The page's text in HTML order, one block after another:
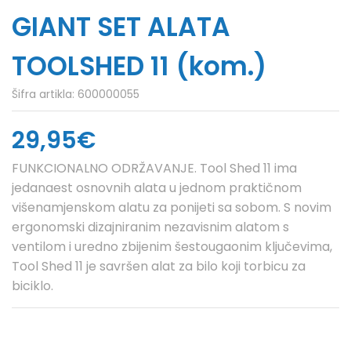
GIANT SET ALATA
TOOLSHED 11 (kom.)
Šifra artikla: 600000055
29,95€
FUNKCIONALNO ODRŽAVANJE. Tool Shed 11 ima
jedanaest osnovnih alata u jednom praktičnom
višenamjenskom alatu za ponijeti sa sobom. S novim
ergonomski dizajniranim nezavisnim alatom s
ventilom i uredno zbijenim šestougaonim ključevima,
Tool Shed 11 je savršen alat za bilo koji torbicu za
biciklo.